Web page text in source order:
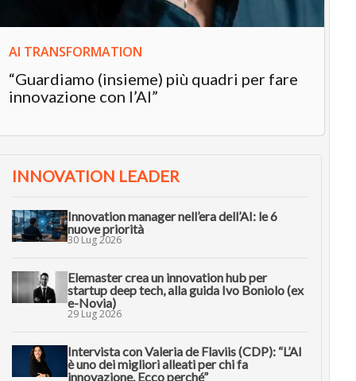
AI TRANSFORMATION
“Guardiamo (insieme) più quadri per fare
innovazione con l’AI”
INNOVATION LEADER
Innovation manager nell’era dell’AI: le 6
nuove priorità
30 Lug 2026
Elemaster crea un innovation hub per
startup deep tech, alla guida Ivo Boniolo (ex
e-Novia)
29 Lug 2026
Intervista con Valeria de Flaviis (CDP): “L’AI
è uno dei migliori alleati per chi fa
innovazione. Ecco perché”